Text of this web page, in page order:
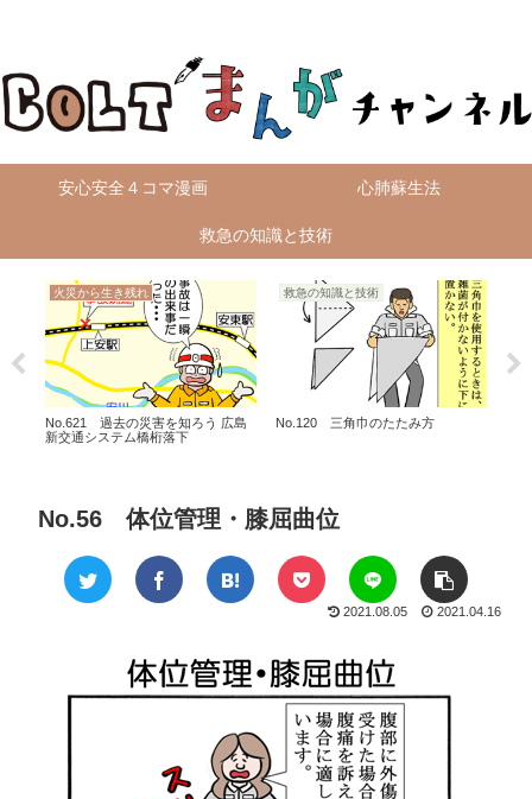
安心安全４コマ漫画 心肺蘇生法
救急の知識と技術
火災から生き残れ
No.621 過去の災害を知ろう 広島
新交通システム橋桁落下
救急の知識と技術
No.120 三角巾のたたみ方
No.56 体位管理・膝屈曲位
2021.08.05 2021.04.16